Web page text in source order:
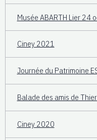
Musée ABARTH Lier 24
Ciney 2021
Journée du Patrimoine
Balade des amis de
Ciney 2020